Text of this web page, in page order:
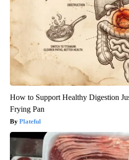
How to Support Healthy Digestion
Frying Pan
Plateful